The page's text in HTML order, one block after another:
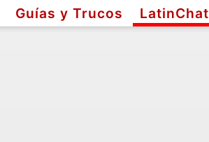
Guías y Trucos LatinChat